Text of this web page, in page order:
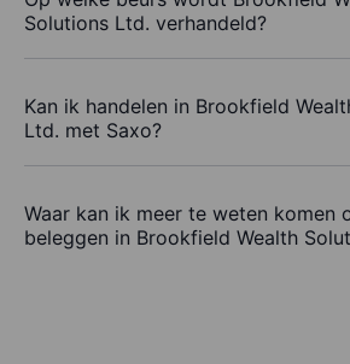
Solutions Ltd. verhandeld?
Kan ik handelen in Brookfield
Ltd. met Saxo?
Waar kan ik meer te weten komen
beleggen in Brookfield Wealth